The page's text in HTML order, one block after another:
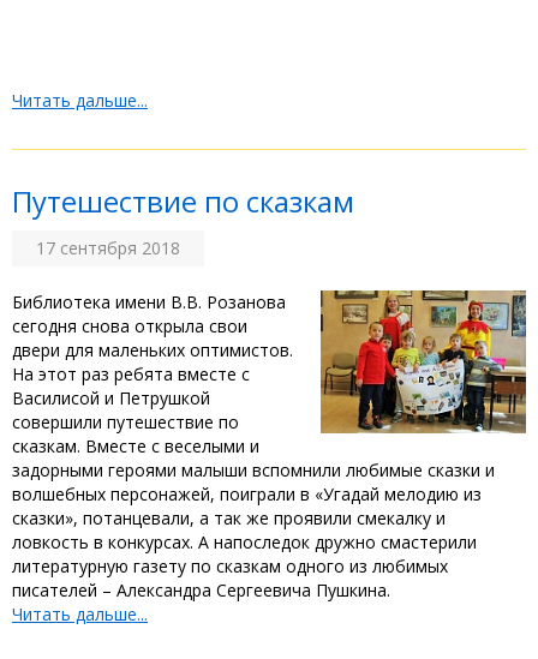
Читать дальше...
Путешествие по сказкам
17 сентября 2018
Библиотека имени В.В. Розанова
сегодня снова открыла свои
двери для маленьких оптимистов.
На этот раз ребята вместе с
Василисой и Петрушкой
совершили путешествие по
сказкам. Вместе с веселыми и
задорными героями малыши вспомнили любимые сказки и
волшебных персонажей, поиграли в «Угадай мелодию из
сказки», потанцевали, а так же проявили смекалку и
ловкость в конкурсах. А напоследок дружно смастерили
литературную газету по сказкам одного из любимых
писателей – Александра Сергеевича Пушкина.
Читать дальше...